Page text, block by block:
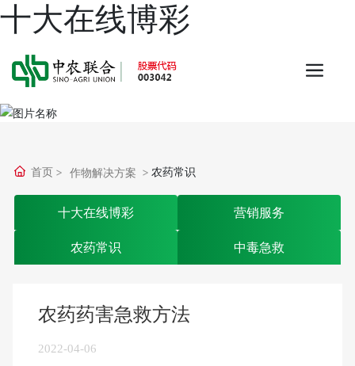
十大在线博彩
首页 作物解决方案 农药常识
十大在线博彩 营销服务
农药常识 中毒急救
农药药害急救方法
2022-04-06